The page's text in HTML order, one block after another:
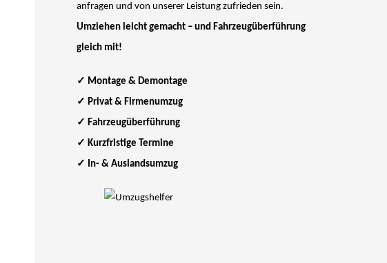
anfragen und von unserer Leistung zufrieden sein.
Umziehen leicht gemacht – und Fahrzeugüberführung
gleich mit!
✓ Montage & Demontage
✓ Privat & Firmenumzug
✓ Fahrzeugüberführung
✓ Kurzfristige Termine
✓ In- & Auslandsumzug